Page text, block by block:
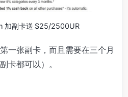
加副卡送 $25/2500UR
一张副卡，而且需要在三个月
卡都可以）。